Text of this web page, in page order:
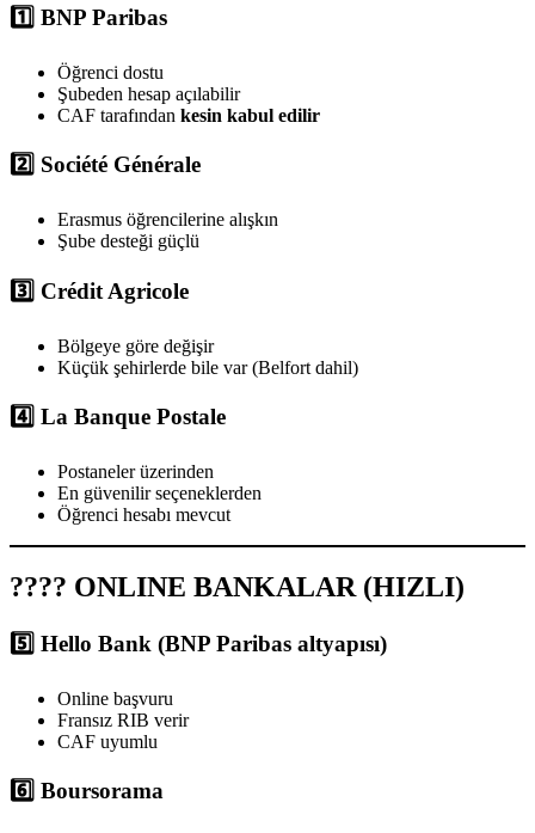
1️⃣ BNP Paribas
Öğrenci dostu
Şubeden hesap açılabilir
CAF tarafından kesin kabul edilir
2️⃣ Société Générale
Erasmus öğrencilerine alışkın
Şube desteği güçlü
3️⃣ Crédit Agricole
Bölgeye göre değişir
Küçük şehirlerde bile var (Belfort dahil)
4️⃣ La Banque Postale
Postaneler üzerinden
En güvenilir seçeneklerden
Öğrenci hesabı mevcut
???? ONLINE BANKALAR (HIZLI)
5️⃣ Hello Bank (BNP Paribas altyapısı)
Online başvuru
Fransız RIB verir
CAF uyumlu
6️⃣ Boursorama